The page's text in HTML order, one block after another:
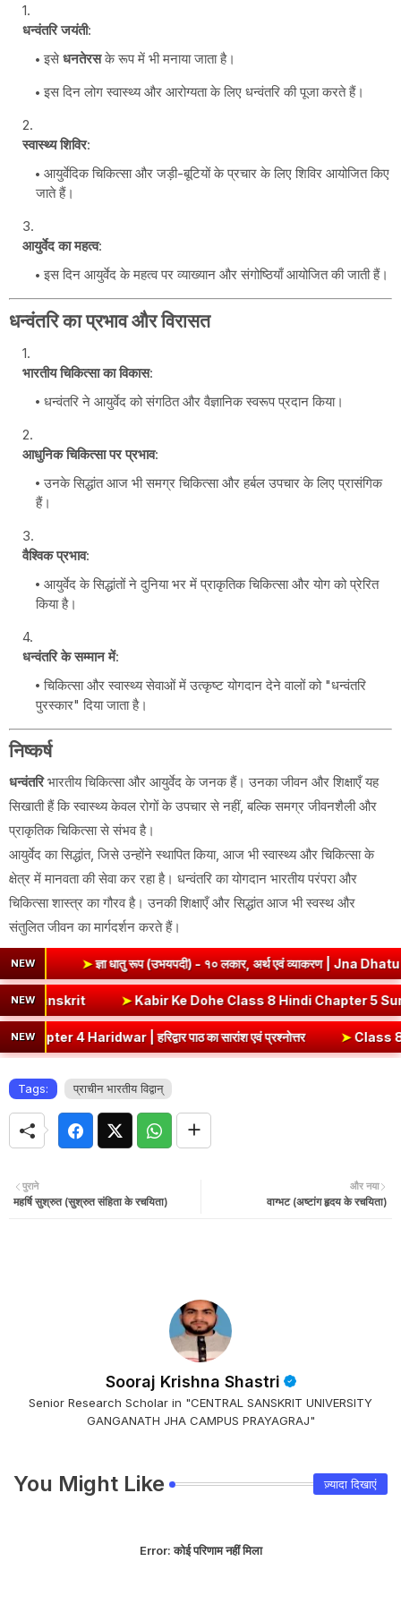
धन्वंतरि जयंती:
इसेधनतेरसके रूप में भी मनाया जाता है।
इस दिन लोग स्वास्थ्य और आरोग्यता के लिए धन्वंतरि की पूजा करते हैं।
स्वास्थ्य शिविर:
आयुर्वेदिक चिकित्सा और जड़ी-बूटियों के प्रचार के लिए शिविर आयोजित किए
जाते हैं।
आयुर्वेद का महत्व:
इस दिन आयुर्वेद के महत्व पर व्याख्यान और संगोष्ठियाँ आयोजित की जाती हैं।
धन्वंतरि का प्रभाव और विरासत
भारतीय चिकित्सा का विकास:
धन्वंतरि ने आयुर्वेद को संगठित और वैज्ञानिक स्वरूप प्रदान किया।
आधुनिक चिकित्सा पर प्रभाव:
उनके सिद्धांत आज भी समग्र चिकित्सा और हर्बल उपचार के लिए प्रासंगिक
हैं।
वैश्विक प्रभाव:
आयुर्वेद के सिद्धांतों ने दुनिया भर में प्राकृतिक चिकित्सा और योग को प्रेरित
किया है।
धन्वंतरि के सम्मान में:
चिकित्सा और स्वास्थ्य सेवाओं में उत्कृष्ट योगदान देने वालों को "धन्वंतरि
पुरस्कार" दिया जाता है।
निष्कर्ष
धन्वंतरिभारतीय चिकित्सा और आयुर्वेद के जनक हैं। उनका जीवन और शिक्षाएँ यह
सिखाती हैं कि स्वास्थ्य केवल रोगों के उपचार से नहीं, बल्कि समग्र जीवनशैली और
प्राकृतिक चिकित्सा से संभव है।
आयुर्वेद का सिद्धांत, जिसे उन्होंने स्थापित किया, आज भी स्वास्थ्य और चिकित्सा के
क्षेत्र में मानवता की सेवा कर रहा है। धन्वंतरि का योगदान भारतीय परंपरा और
चिकित्सा शास्त्र का गौरव है। उनकी शिक्षाएँ और सिद्धांत आज भी स्वस्थ और
संतुलित जीवन का मार्गदर्शन करते हैं।
NEW
➤ज्ञा धातु रूप (उभयपदी) - १० लकार, अर्थ एवं व्याकरण | Jna Dhatu Roop in
NEW
Ni Dhatu Roop in Sanskrit ➤Kabir Ke Dohe Class 8 Hindi
NEW | हरिद्वार पाठ का सारांश एवं प्रश्नोत्तर ➤Class 8 Hindi
Tags: प्राचीन भारतीय विद्वान्
और नया
वाग्भट (अष्टांग हृदय के रचयिता)
पुराने
महर्षि सुश्रुत (सुश्रुत संहिता के रचयिता)
Sooraj Krishna Shastri
Senior Research Scholar in "CENTRAL SANSKRIT UNIVERSITY
GANGANATH JHA CAMPUS PRAYAGRAJ"
You Might Like ज़्यादा दिखाएं
Error:कोई परिणाम नहीं मिला